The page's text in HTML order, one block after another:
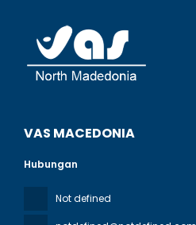
VAS MACEDONIA
Hubungan
Not defined